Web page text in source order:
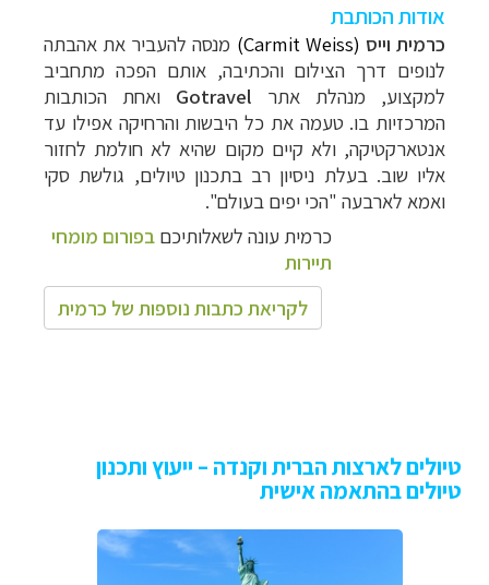
אודות הכותבת
כרמית וייס (Carmit Weiss)
מנסה להעביר את אהבתה
לנופים דרך הצילום והכתיבה, אותם הפכה מתחביב
למקצוע, מנהלת אתר Gotravel
ואחת הכותבות
המרכזיות בו. טעמה את כל היבשות והרחיקה אפילו עד
אנטארקטיקה, ולא קיים מקום שהיא לא חולמת לחזור
אליו שוב. בעלת ניסיון רב בתכנון טיולים, גולשת סקי
ואמא לארבעה "הכי יפים בעולם".
כרמית עונה לשאלותיכם בפורום מומחי
תיירות
לקריאת כתבות נוספות של כרמית
טיולים לארצות הברית וקנדה – ייעוץ ותכנון
טיולים בהתאמה אישית